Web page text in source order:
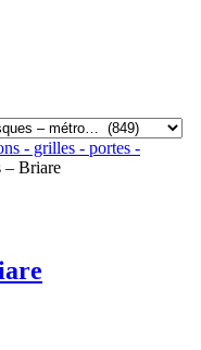
- grilles - portes -
– Briare